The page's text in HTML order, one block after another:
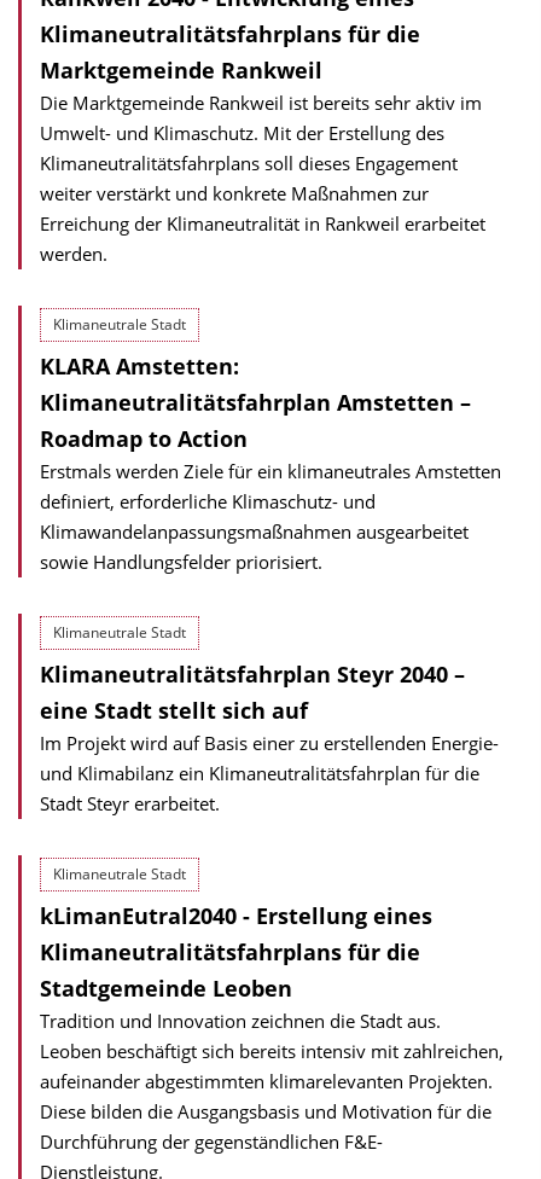
Klimaneutralitätsfahrplans für die
Marktgemeinde Rankweil
Die Marktgemeinde Rankweil ist bereits sehr aktiv im
Umwelt- und Klimaschutz. Mit der Erstellung des
Klimaneutralitätsfahrplans soll dieses Engagement
weiter verstärkt und konkrete Maßnahmen zur
Erreichung der Klimaneutralität in Rankweil erarbeitet
werden.
Klimaneutrale Stadt
KLARA Amstetten:
Klimaneutralitätsfahrplan Amstetten –
Roadmap to Action
Erstmals werden Ziele für ein klimaneutrales Amstetten
definiert, erforderliche Klimaschutz- und
Klimawandelanpassungsmaßnahmen ausgearbeitet
sowie Handlungsfelder priorisiert.
Klimaneutrale Stadt
Klimaneutralitätsfahrplan Steyr 2040 –
eine Stadt stellt sich auf
Im Projekt wird auf Basis einer zu erstellenden Energie-
und Klimabilanz ein Klimaneutralitätsfahrplan für die
Stadt Steyr erarbeitet.
Klimaneutrale Stadt
kLimanEutral2040 - Erstellung eines
Klima­neutralitäts­fahr­plans für die
Stadtgemeinde Leoben
Tradition und Innovation zeichnen die Stadt aus.
Leoben beschäftigt sich bereits intensiv mit zahlreichen,
aufeinander abgestimmten klima­relevanten Projekten.
Diese bilden die Ausgangs­basis und Motivation für die
Durchführung der gegenständlichen F&E-
Dienstleistung.